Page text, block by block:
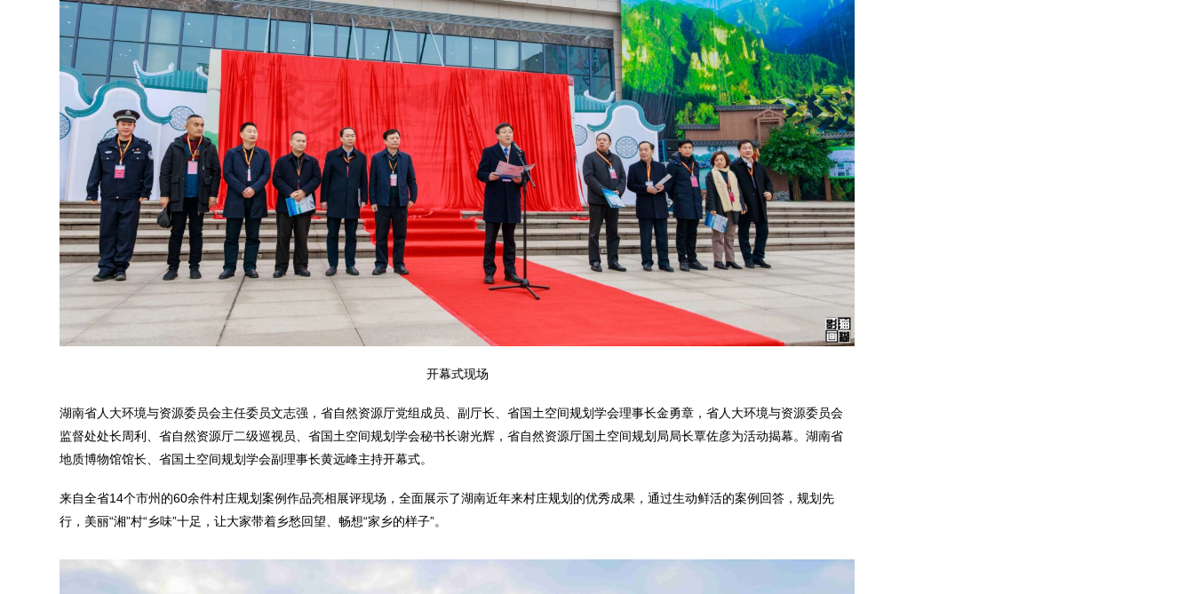
开幕式现场
湖南省人大环境与资源委员会主任委员文志强，省自然资源厅党组成员、副厅长、省国土空间规划学会理事长金勇章，省人大环境与资源委员会
监督处处长周利、省自然资源厅二级巡视员、省国土空间规划学会秘书长谢光辉，省自然资源厅国土空间规划局局长覃佐彦为活动揭幕。湖南省
地质博物馆馆长、省国土空间规划学会副理事长黄远峰主持开幕式。
来自全省14个市州的60余件村庄规划案例作品亮相展评现场，全面展示了湖南近年来村庄规划的优秀成果，通过生动鲜活的案例回答，规划先
行，美丽“湘”村“乡味”十足，让大家带着乡愁回望、畅想“家乡的样子”。